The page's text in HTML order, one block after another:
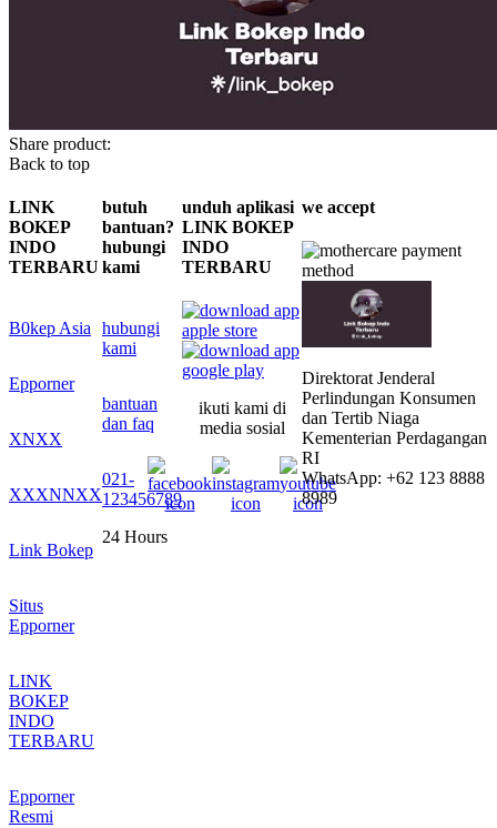
Share product:
Back to top
LINK
BOKEP
INDO
TERBARU
B0kep Asia
Epporner
XNXX
XXXNNXX
Link Bokep
Situs
Epporner
LINK
BOKEP
INDO
TERBARU
Epporner
Resmi
butuh
bantuan?
hubungi
kami
hubungi
kami
bantuan
dan faq
021-
123456789
24 Hours
unduh aplikasi
LINK BOKEP
INDO
TERBARU
ikuti kami di
media sosial
we accept
Direktorat Jenderal
Perlindungan Konsumen
dan Tertib Niaga
Kementerian Perdagangan
RI
WhatsApp: +62 123 8888
8989